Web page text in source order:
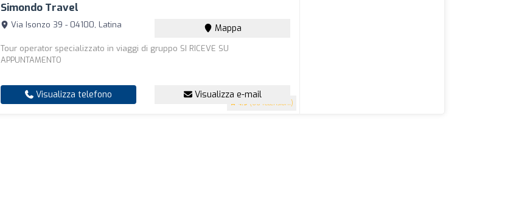
Simondo Travel
4.9 (66 recensioni)
Via Isonzo 39 - 04100, Latina Mappa
Tour operator specializzato in viaggi di gruppo SI RICEVE SU
APPUNTAMENTO
Visualizza telefono Visualizza e-mail